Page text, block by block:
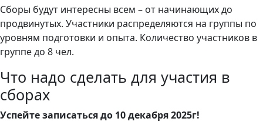
Сборы будут интересны всем – от начинающих до
продвинутых. Участники распределяются на группы по
уровням подготовки и опыта. Количество участников в
группе до 8 чел.
Что надо сделать для участия в
сборах
Успейте записаться до 10 декабря 2025г!